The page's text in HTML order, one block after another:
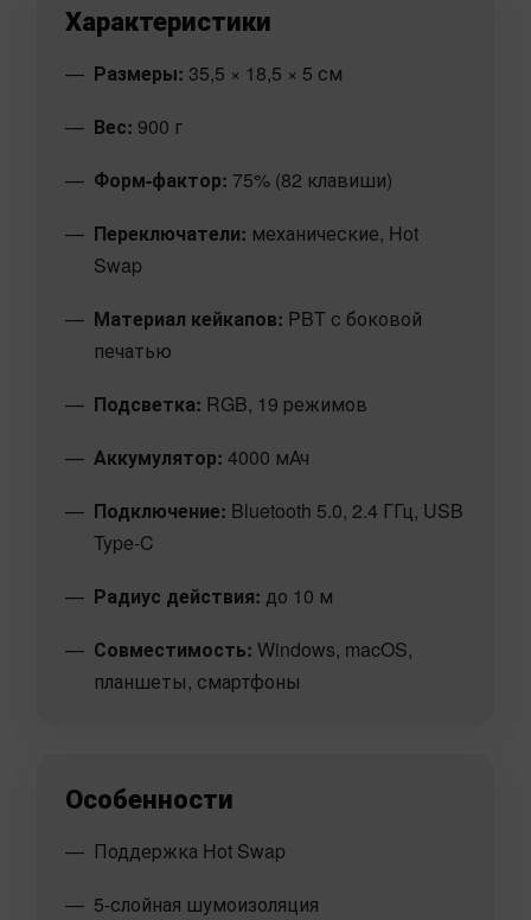
Характеристики
Размеры: 35,5 × 18,5 × 5 см
Вес: 900 г
Форм-фактор: 75% (82 клавиши)
Переключатели: механические, Hot
Swap
Материал кейкапов: PBT с боковой
печатью
Подсветка: RGB, 19 режимов
Аккумулятор: 4000 мАч
Подключение: Bluetooth 5.0, 2.4 ГГц, USB
Type-C
Радиус действия: до 10 м
Совместимость: Windows, macOS,
планшеты, смартфоны
Особенности
Поддержка Hot Swap
5-слойная шумоизоляция